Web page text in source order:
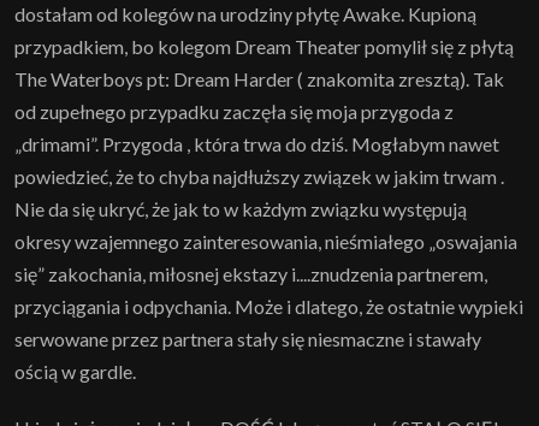
dostałam od kolegów na urodziny płytę Awake. Kupioną
przypadkiem, bo kolegom Dream Theater pomylił się z płytą
The Waterboys pt: Dream Harder ( znakomita zresztą). Tak
od zupełnego przypadku zaczęła się moja przygoda z
„drimami”. Przygoda , która trwa do dziś. Mogłabym nawet
powiedzieć, że to chyba najdłuższy związek w jakim trwam .
Nie da się ukryć, że jak to w każdym związku występują
okresy wzajemnego zainteresowania, nieśmiałego „oswajania
się” zakochania, miłosnej ekstazy i....znudzenia partnerem,
przyciągania i odpychania. Może i dlatego, że ostatnie wypieki
serwowane przez partnera stały się niesmaczne i stawały
ością w gardle.